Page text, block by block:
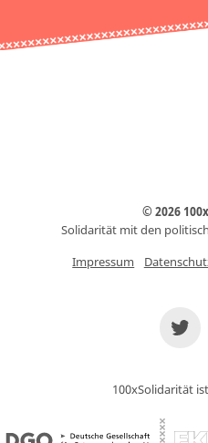
© 2026
Solidarität mit den
Impressum
100xSolidarität